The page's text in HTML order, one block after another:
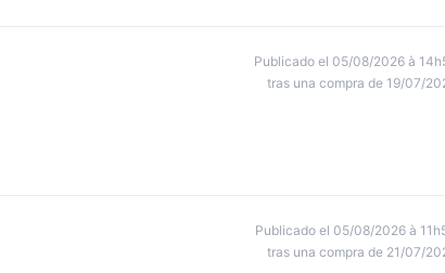
Publicado el 05/08/2026 à
tras una compra de 19/07/
Publicado el 05/08/2026 à
tras una compra de 21/07/